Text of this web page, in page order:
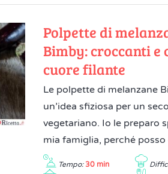
Polpette di
Bimby: croccanti e
cuore filante
Le polpette di melanzane
un’idea sfiziosa per un
vegetariano. Io le preparo
mia famiglia, perché posso
Tempo: 30 min